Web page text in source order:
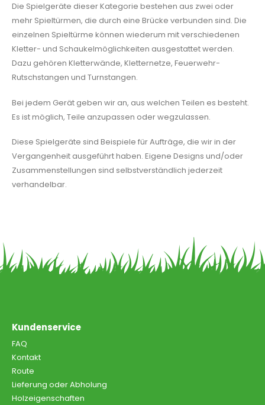
Die Spielgeräte dieser Kategorie bestehen aus zwei oder
mehr Spieltürmen, die durch eine Brücke verbunden sind. Die
einzelnen Spieltürme können wiederum mit verschiedenen
Kletter- und Schaukelmöglichkeiten ausgestattet werden.
Dazu gehören Kletterwände, Kletternetze, Feuerwehr-
Rutschstangen und Turnstangen.
Bei jedem Gerät geben wir an, aus welchen Teilen es besteht.
Es ist möglich, Teile anzupassen oder wegzulassen.
Diese Spielgeräte sind Beispiele für Aufträge, die wir in der
Vergangenheit ausgeführt haben. Eigene Designs und/oder
Zusammenstellungen sind selbstverständlich jederzeit
verhandelbar.
Kundenservice
FAQ
Kontakt
Route
Lieferung oder Abholung
Holzeigenschaften